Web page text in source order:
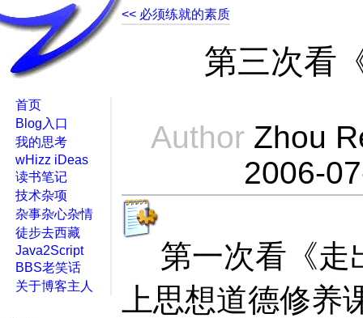
<< 必须练就的素质
第三次看
Author Zhou
2006-
第一次看《走
上思想道德修养
首页
Blog入口
我的思考
wHizz iDeas
读书笔记
技术杂项
杂事杂心杂情
徒步去西藏
Java2Script
BBS老笑话
关于博客主人